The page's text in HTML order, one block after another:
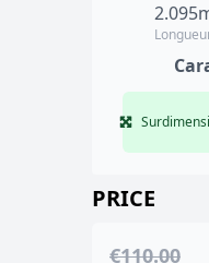
PRICE
€110.00